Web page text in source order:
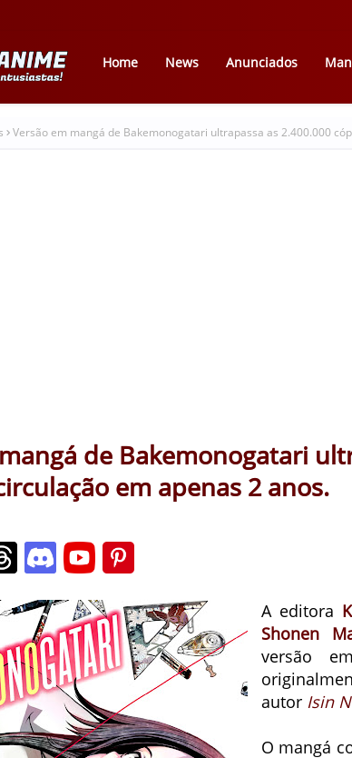
Home News Anunciados
Versão em mangá de Bakemonogatari ultrapassa as 2.400.000
de Bakemonogatari
em apenas 2 anos.
A editora
Shonen
versão
autor Isin
O mangá